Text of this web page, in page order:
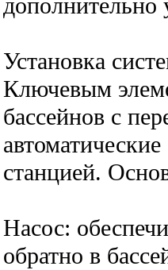
дополнительно
Установка
Ключевым
бассейнов с
станцией.
Насос:
обратно в